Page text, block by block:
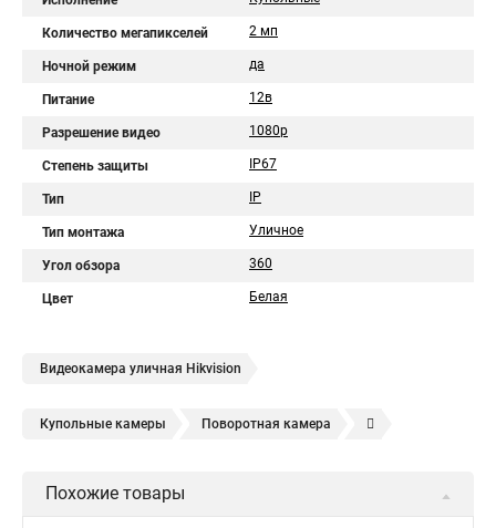
Количество мегапикселей 2 мп
Ночной режим да
Питание 12в
Разрешение видео 1080p
Степень защиты IP67
Тип IP
Тип монтажа Уличное
Угол обзора 360
Цвет Белая
Видеокамера уличная Hikvision
Купольные камеры Поворотная камера
Камера видеонаблюдения hikvision
Похожие товары